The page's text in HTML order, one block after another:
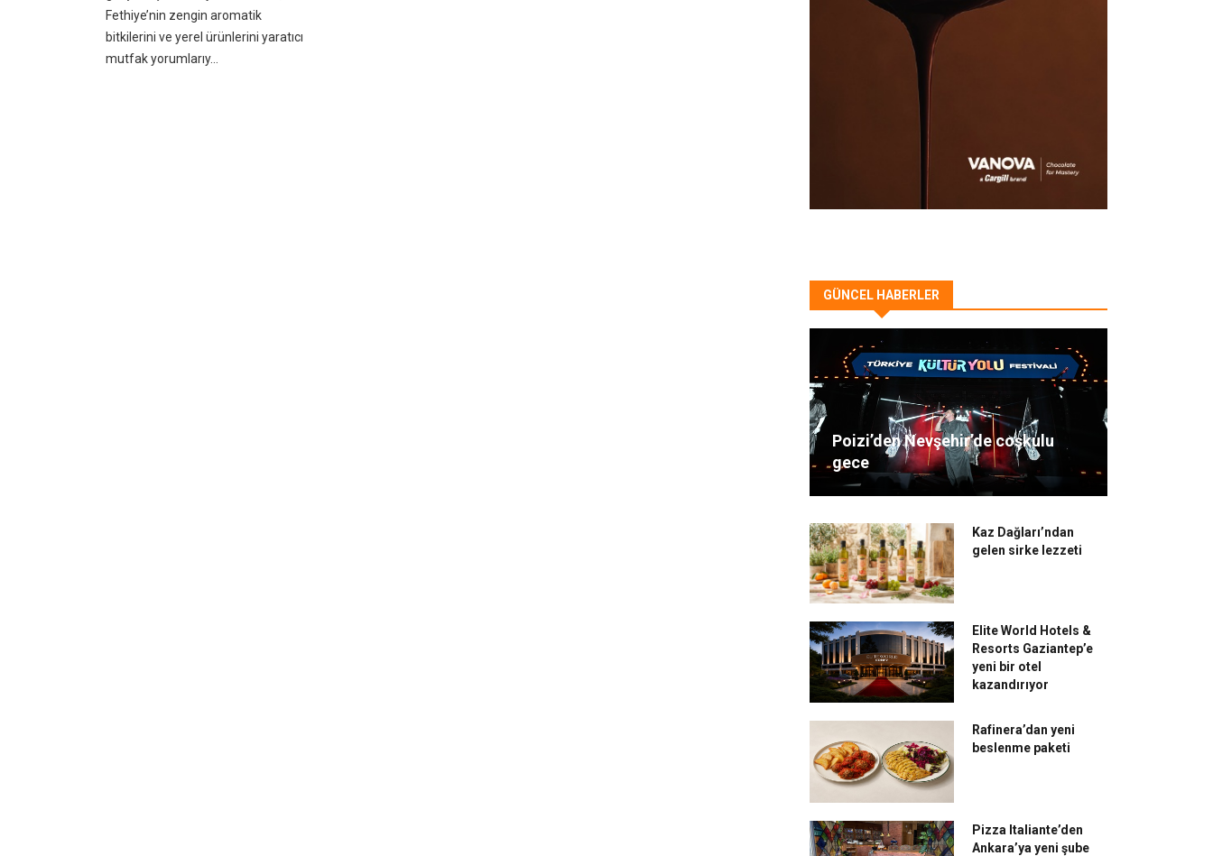
Fethiye’nin zengin aromatik
bitkilerini ve yerel ürünlerini yaratıcı
mutfak yorumlarıy...
GÜNCEL HABERLER
Poizi’den Nevşehir’de coşkulu
gece
Kaz Dağları’ndan
gelen sirke lezzeti
Elite World Hotels &
Resorts Gaziantep’e
yeni bir otel
kazandırıyor
Rafinera’dan yeni
beslenme paketi
Pizza Italiante’den
Ankara’ya yeni şube